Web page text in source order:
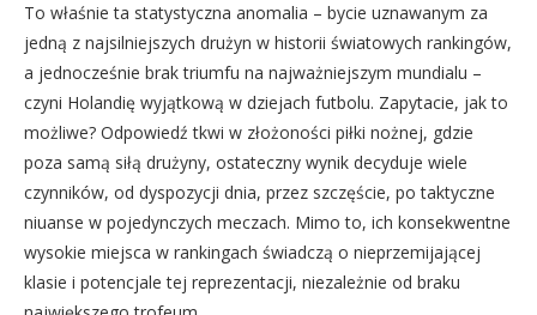
To właśnie ta statystyczna anomalia – bycie uznawanym za
jedną z najsilniejszych drużyn w historii światowych rankingów,
a jednocześnie brak triumfu na najważniejszym mundialu –
czyni Holandię wyjątkową w dziejach futbolu. Zapytacie, jak to
możliwe? Odpowiedź tkwi w złożoności piłki nożnej, gdzie
poza samą siłą drużyny, ostateczny wynik decyduje wiele
czynników, od dyspozycji dnia, przez szczęście, po taktyczne
niuanse w pojedynczych meczach. Mimo to, ich konsekwentne
wysokie miejsca w rankingach świadczą o nieprzemijającej
klasie i potencjale tej reprezentacji, niezależnie od braku